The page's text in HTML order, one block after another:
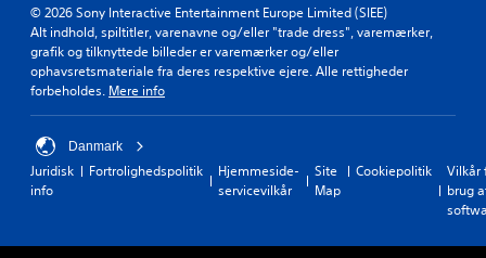
© 2026 Sony Interactive Entertainment Europe Limited (SIEE)
Alt indhold, spiltitler, varenavne og/eller "trade dress", varemærker,
grafik og tilknyttede billeder er varemærker og/eller
ophavsretsmateriale fra deres respektive ejere. Alle rettigheder
forbeholdes. Mere info
Danmark
Juridisk
info
Fortrolighedspolitik
Hjemmeside-
servicevilkår
Site
Map
Cookiepolitik
Vilkår
brug